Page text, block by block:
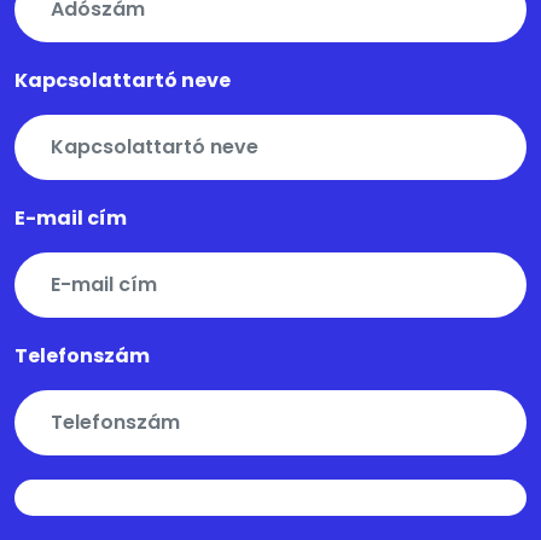
Kapcsolattartó neve
E-mail cím
Telefonszám